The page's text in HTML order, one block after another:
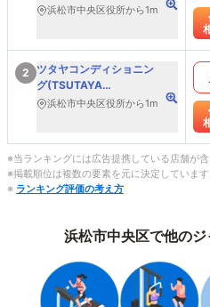
浜松市中央区役所から1m
2 ツタヤコンディショニン
グ(TSUTAYA
Conditioning)PILATES
浜松市中央区役所から1m
※当ランキングには広告提携している店舗が含
※掲載順位は複数の要素を元に決定しています
※ ランキング評価の考え方
浜松市中央区で他の